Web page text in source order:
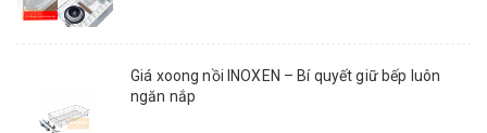
Giá xoong nồi INOXEN – Bí quyết giữ bếp luôn
ngăn nắp